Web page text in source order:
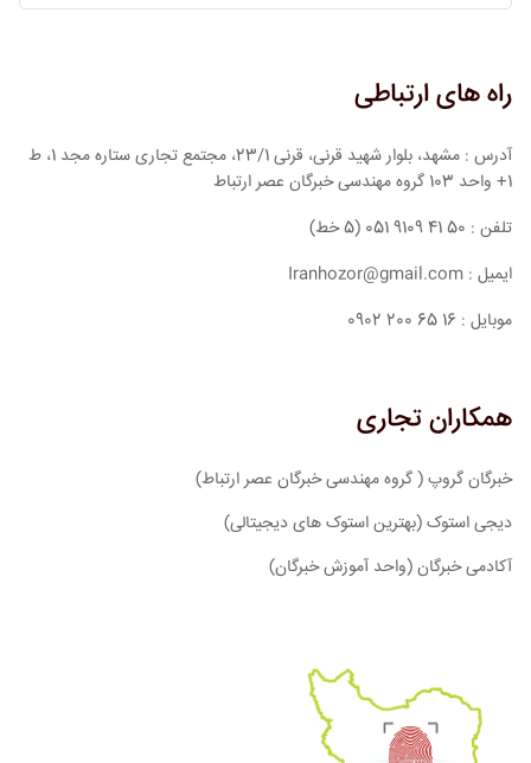
راه های ارتباطی
آدرس : مشهد، بلوار شهید قرنی، قرنی 23/1، مجتمع تجاری ستاره مجد 1، ط
1+ واحد 103 گروه مهندسی خبرگان عصر ارتباط
تلفن : 50 41 9109 051 (5 خط)
ایمیل : Iranhozor@gmail.com
موبایل : 16 65 200 0902
همکاران تجاری
خبرگان گروپ ( گروه مهندسی خبرگان عصر ارتباط)
دیجی استوک (بهترین استوک های دیجیتالی)
آکادمی خبرگان (واحد آموزش خبرگان)